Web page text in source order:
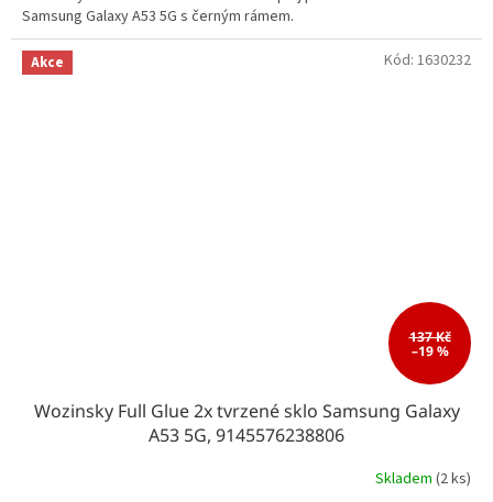
Samsung Galaxy A53 5G s černým rámem.
Akce
137 Kč
–19 %
Wozinsky Full Glue 2x tvrzené sklo Samsung Galaxy
A53 5G, 9145576238806
Skladem (2 ks)
Kód: 1630232